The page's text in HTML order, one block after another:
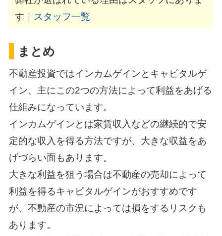
す｜ スタッフ一覧
まとめ
不動産投資ではインカムゲインとキャピタルゲ
イン、主にこの2つの方法によって利益をあげる
仕組みになっています。
インカムゲインとは家賃収入などの継続的で安
定的な収入を得る方法ですが、大きな収益をあ
げづらい面もあります。
大きな利益を狙う場合は不動産の売却によって
利益を得るキャピタルゲインがおすすめです
が、不動産の市況によっては損をするリスクも
あります。